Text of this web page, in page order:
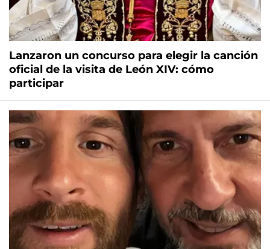
Lanzaron un concurso para elegir la canción
oficial de la visita de León XIV: cómo
participar